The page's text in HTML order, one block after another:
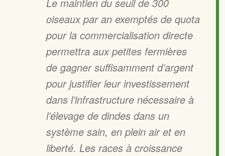
Le maintien du seuil de 300
oiseaux par an exemptés de quota
pour la commercialisation directe
permettra aux petites fermières
de gagner suffisamment d’argent
pour justifier leur investissement
dans l’infrastructure nécessaire à
l’élevage de dindes dans un
système sain, en plein air et en
liberté. Les races à croissance